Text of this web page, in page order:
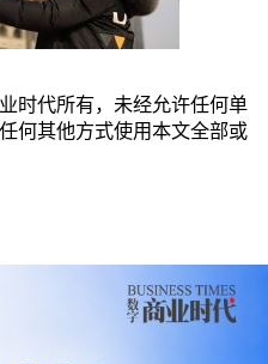
时代所有，未经允许任何单
何其他方式使用本文全部或